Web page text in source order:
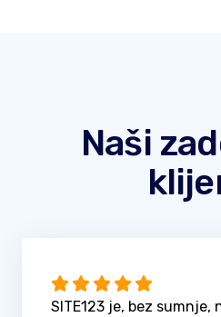
Naši
SITE123 je, bez